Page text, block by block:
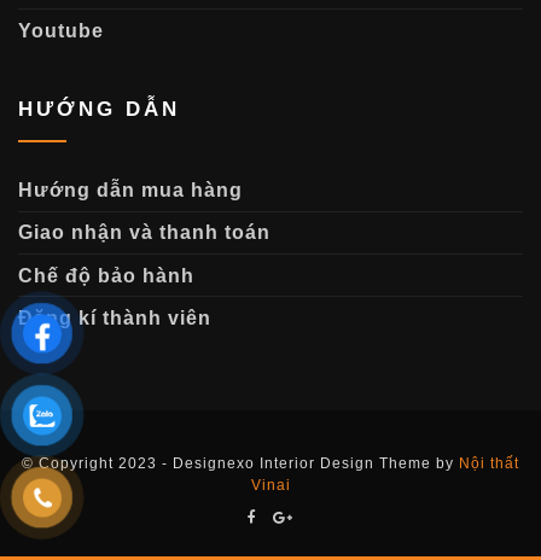
Youtube
HƯỚNG DẪN
Hướng dẫn mua hàng
Giao nhận và thanh toán
Chế độ bảo hành
Đăng kí thành viên
© Copyright 2023 - Designexo Interior Design Theme by Nội thất
Vinai